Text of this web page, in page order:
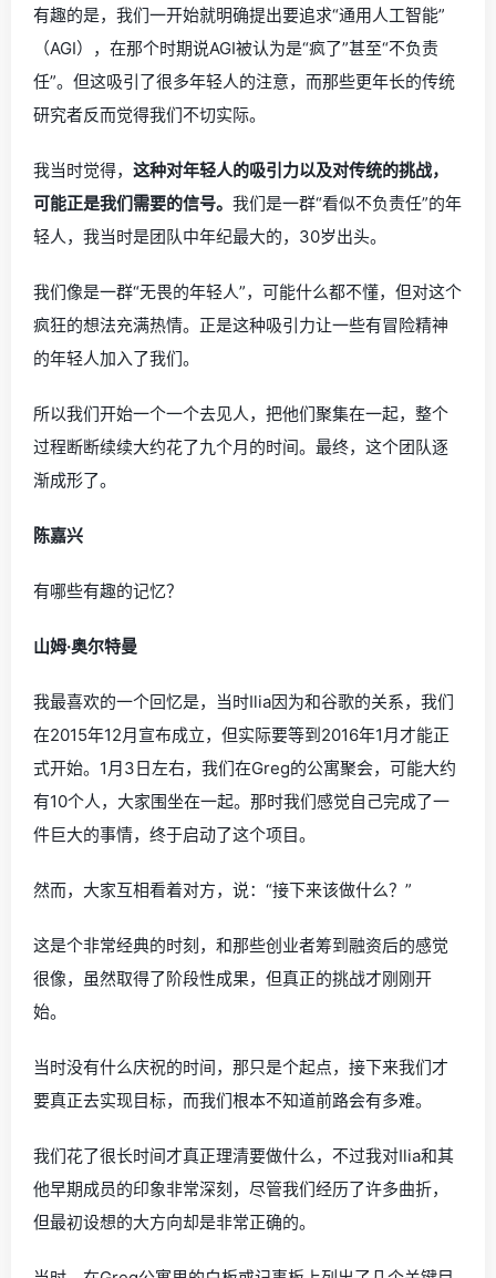
有趣的是，我们一开始就明确提出要追求“通用人工智能”
（AGI），在那个时期说AGI被认为是“疯了”甚至“不负责
任”。但这吸引了很多年轻人的注意，而那些更年长的传统
研究者反而觉得我们不切实际。
我当时觉得， 这种对年轻人的吸引力以及对传统的挑战，
可能正是我们需要的信号。 我们是一群“看似不负责任”的年
轻人，我当时是团队中年纪最大的，30岁出头。
我们像是一群“无畏的年轻人”，可能什么都不懂，但对这个
疯狂的想法充满热情。正是这种吸引力让一些有冒险精神
的年轻人加入了我们。
所以我们开始一个一个去见人，把他们聚集在一起，整个
过程断断续续大约花了九个月的时间。最终，这个团队逐
渐成形了。
陈嘉兴
有哪些有趣的记忆？
山姆·奥尔特曼
我最喜欢的一个回忆是，当时Ilia因为和谷歌的关系，我们
在2015年12月宣布成立，但实际要等到2016年1月才能正
式开始。1月3日左右，我们在Greg的公寓聚会，可能大约
有10个人，大家围坐在一起。那时我们感觉自己完成了一
件巨大的事情，终于启动了这个项目。
然而，大家互相看着对方，说：“接下来该做什么？”
这是个非常经典的时刻，和那些创业者筹到融资后的感觉
很像，虽然取得了阶段性成果，但真正的挑战才刚刚开
始。
当时没有什么庆祝的时间，那只是个起点，接下来我们才
要真正去实现目标，而我们根本不知道前路会有多难。
我们花了很长时间才真正理清要做什么，不过我对Ilia和其
他早期成员的印象非常深刻，尽管我们经历了许多曲折，
但最初设想的大方向却是非常正确的。